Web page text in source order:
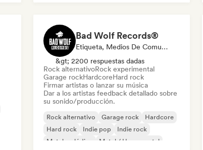
Bad Wolf Records®
Etiqueta, Medios De Comunicación/Periodista, Experto En Sonido
&gt; 2200 respuestas dadas
Rock alternativoRock experimental
Garage rockHardcoreHard rock
Firmar artistas o lanzar su música
Dar a los artistas feedback detallado sobre
su sonido/producción.
Rock alternativo Garage rock
Hardcore
Hard rock
Indie pop
Indie rock
Metal melódico
Metal / Heavy metal